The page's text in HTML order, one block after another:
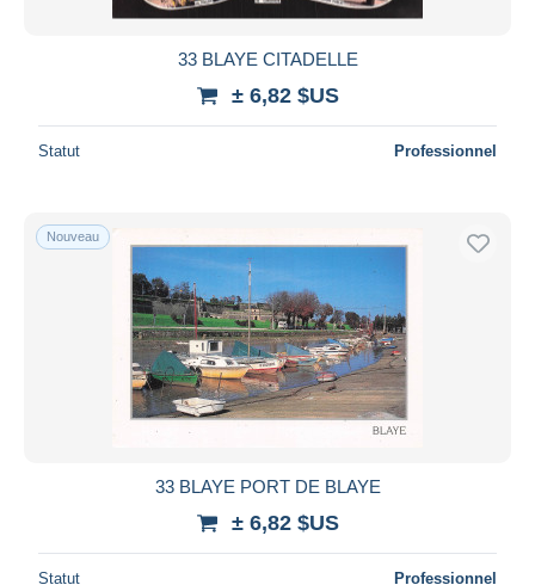
33 BLAYE CITADELLE
± 6,82 $US
Statut Professionnel
Nouveau
33 BLAYE PORT DE BLAYE
± 6,82 $US
Statut Professionnel